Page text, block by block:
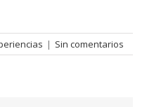
| Sin comentarios